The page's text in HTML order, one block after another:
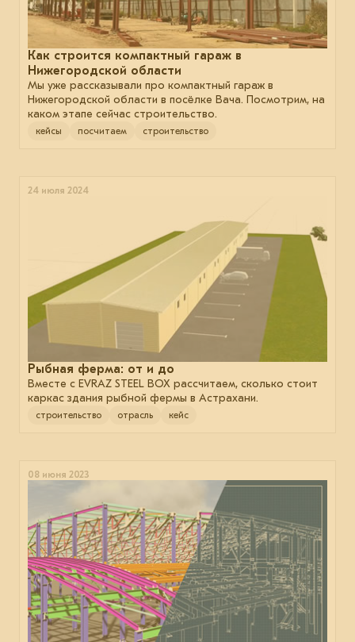
Как строится компактный гараж в
Нижегородской области
Мы уже рассказывали про компактный гараж в
Нижегородской области в посёлке Вача. Посмотрим, на
каком этапе сейчас строительство.
кейсы посчитаем строительство
24 июля 2024
Рыбная ферма: от и до
Вместе с EVRAZ STEEL BOX рассчитаем, сколько стоит
каркас здания рыбной фермы в Астрахани.
строительство отрасль кейс
08 июня 2023